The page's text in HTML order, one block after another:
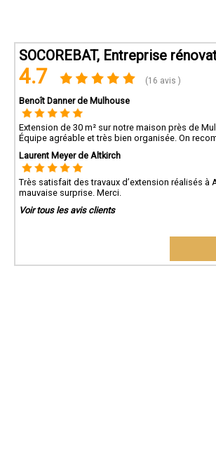
SOCOREBAT, Entreprise
4.7 (16 avis )
Benoît Danner de Mulhouse
Extension de 30 m² sur notre maison près de
Équipe agréable et très bien organisée. On
Laurent Meyer de Altkirch
Très satisfait des travaux d’extension réalisés
mauvaise surprise. Merci.
Voir tous les avis clients